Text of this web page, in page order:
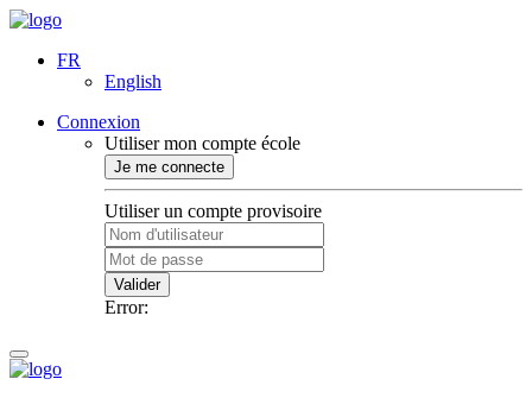
FR
English
Connexion
Utiliser mon compte école
Je me connecte
Utiliser un compte provisoire
Valider
Error: